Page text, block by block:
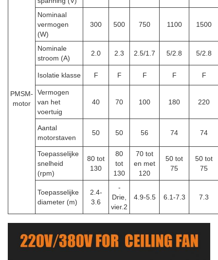
PMSM-
motor
Nominaal
vermogen
(W)
300 500 750 1100 1500
Nominale
stroom (A)
2.0 2.3 2.5/1.7 5/2.8 5/2.8
Isolatie klasse F F F F F
Vermogen
van het
voertuig
40 70 100 180 220
Aantal
motorstaven
50 50 56 74 74
Toepasselijke
snelheid
(rpm)
80 tot
130
80
tot
130
70 tot
en met
120
50 tot
75
50 tot
75
Toepasselijke
diameter (m)
2.4-
3.6
-
Drie,
vier.2
4.9-5.5 6.1-7.3 7.3